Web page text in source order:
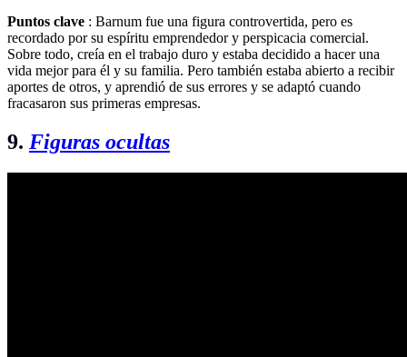
Puntos clave : Barnum fue una figura controvertida, pero es
recordado por su espíritu emprendedor y perspicacia comercial.
Sobre todo, creía en el trabajo duro y estaba decidido a hacer una
vida mejor para él y su familia. Pero también estaba abierto a recibir
aportes de otros, y aprendió de sus errores y se adaptó cuando
fracasaron sus primeras empresas.
9. Figuras ocultas